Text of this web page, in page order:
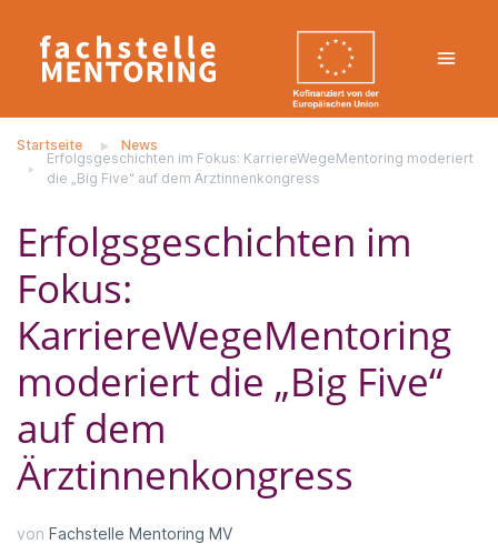
Startseite
News
Erfolgsgeschichten im Fokus: KarriereWegeMentoring moderiert
die „Big Five“ auf dem Ärztinnenkongress
Erfolgsgeschichten im
Fokus:
KarriereWegeMentoring
moderiert die „Big Five“
auf dem
Ärztinnenkongress
von Fachstelle Mentoring MV